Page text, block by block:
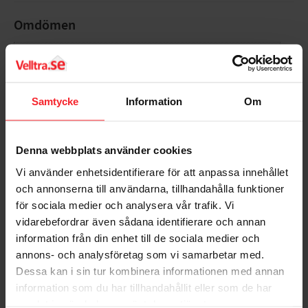
Samtycke Information Om
Denna webbplats använder cookies
Vi använder enhetsidentifierare för att anpassa innehållet
och annonserna till användarna, tillhandahålla funktioner
för sociala medier och analysera vår trafik. Vi
vidarebefordrar även sådana identifierare och annan
information från din enhet till de sociala medier och
annons- och analysföretag som vi samarbetar med.
Dessa kan i sin tur kombinera informationen med annan
information som du har tillhandahållit eller som de har
Omdömen
Bli den första att lämna ett omdöme.
Populära produkter